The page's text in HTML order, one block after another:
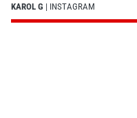
KAROL G | INSTAGRAM